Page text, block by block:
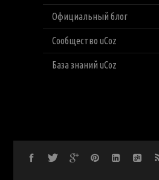
Официальный блог
Сообщество uCoz
База знаний uCoz